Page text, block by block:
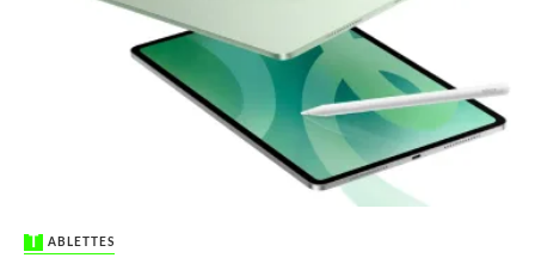
TABLETTES